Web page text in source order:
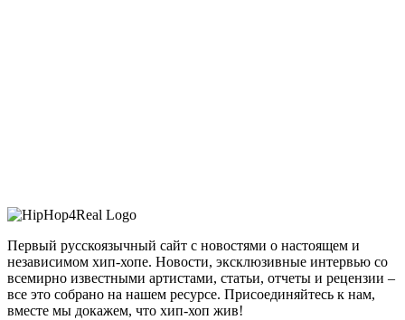
Первый русскоязычный сайт с новостями о настоящем и
независимом хип-хопе. Новости, эксклюзивные интервью со
всемирно известными артистами, статьи, отчеты и рецензии –
все это собрано на нашем ресурсе. Присоединяйтесь к нам,
вместе мы докажем, что хип-хоп жив!